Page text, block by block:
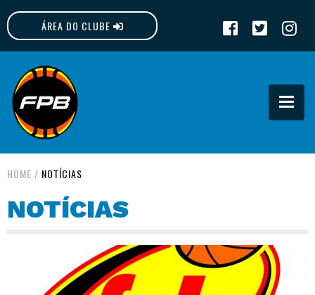
ÁREA DO CLUBE
FPB
HOME / NOTÍCIAS
NOTÍCIAS